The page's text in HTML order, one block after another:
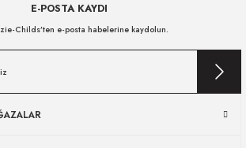
E-POSTA KAYDI
Childs’ten e-posta habelerine kaydolun.